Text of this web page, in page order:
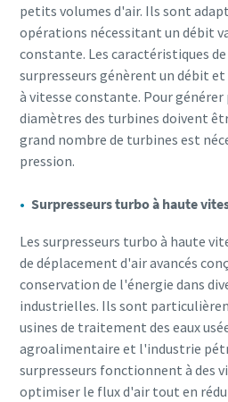
petits volumes d'air. Ils sont
opérations nécessitant un débit
constante. Les caractéristiques
surpresseurs génèrent un débit et
à vitesse constante. Pour générer
diamètres des turbines doivent
grand nombre de turbines est
pression.
Surpresseurs turbo à haute
Les surpresseurs turbo à haute
de déplacement d'air avancés
conservation de l'énergie dans
industrielles. Ils sont
usines de traitement des eaux
agroalimentaire et l'industrie
surpresseurs fonctionnent à des
optimiser le flux d'air tout en